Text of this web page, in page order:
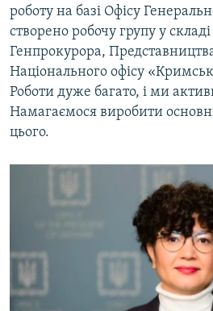
роботу на базі Офісу
створено робочу групу у
Генпрокурора,
Національного офісу
Роботи дуже багато, і ми
Намагаємося виробити
цього.